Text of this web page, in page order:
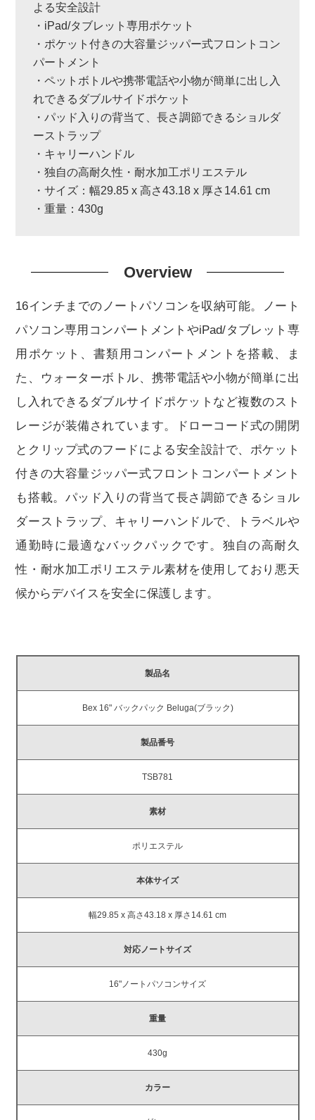
よる安全設計
・iPad/タブレット専用ポケット
・ポケット付きの大容量ジッパー式フロントコン
パートメント
・ペットボトルや携帯電話や小物が簡単に出し入
れできるダブルサイドポケット
・パッド入りの背当て、長さ調節できるショルダ
ーストラップ
・キャリーハンドル
・独自の高耐久性・耐水加工ポリエステル
・サイズ：幅29.85 x 高さ43.18 x 厚さ14.61 cm
・重量：430g
Overview
16インチまでのノートパソコンを収納可能。ノート
パソコン専用コンパートメントやiPad/タブレット専
用ポケット、書類用コンパートメントを搭載、ま
た、ウォーターボトル、携帯電話や小物が簡単に出
し入れできるダブルサイドポケットなど複数のスト
レージが装備されています。ドローコード式の開閉
とクリップ式のフードによる安全設計で、ポケット
付きの大容量ジッパー式フロントコンパートメント
も搭載。パッド入りの背当て長さ調節できるショル
ダーストラップ、キャリーハンドルで、トラベルや
通勤時に最適なバックパックです。独自の高耐久
性・耐水加工ポリエステル素材を使用しており悪天
候からデバイスを安全に保護します。
製品名
Bex 16" バックパック Beluga(ブラック)
製品番号
TSB781
素材
ポリエステル
本体サイズ
幅29.85 x 高さ43.18 x 厚さ14.61 cm
対応ノートサイズ
16"ノートパソコンサイズ
重量
430g
カラー